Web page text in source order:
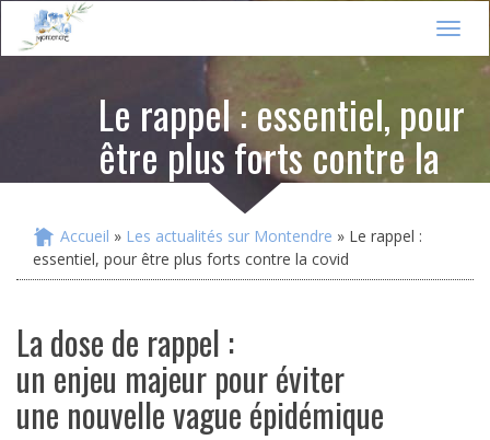
T
o
a
Le rappel : essentiel, pour
être plus forts contre la
covid
Vous êtes ici
Accueil » Les actualités sur Montendre » Le rappel :
essentiel, pour être plus forts contre la covid
La dose de rappel :
un enjeu majeur pour éviter
une nouvelle vague épidémique